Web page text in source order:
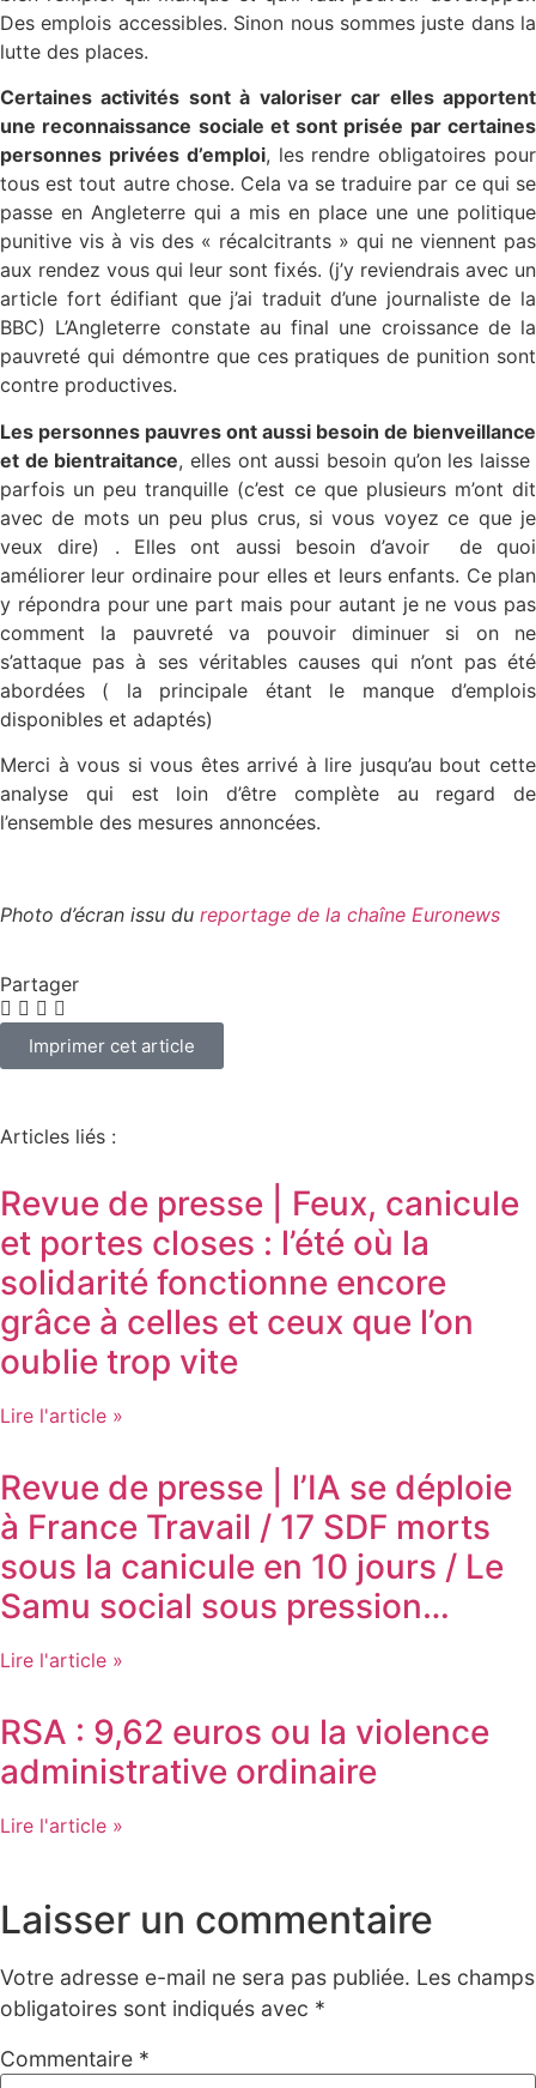
Des emplois accessibles. Sinon nous sommes juste dans la
lutte des places.
Certaines activités sont à valoriser car elles apportent
une reconnaissance sociale et sont prisée par certaines
personnes privées d’emploi, les rendre obligatoires pour
tous est tout autre chose. Cela va se traduire par ce qui se
passe en Angleterre qui a mis en place une une politique
punitive vis à vis des « récalcitrants » qui ne viennent pas
aux rendez vous qui leur sont fixés. (j’y reviendrais avec un
article fort édifiant que j’ai traduit d’une journaliste de la
BBC) L’Angleterre constate au final une croissance de la
pauvreté qui démontre que ces pratiques de punition sont
contre productives.
Les personnes pauvres ont aussi besoin de bienveillance
et de bientraitance, elles ont aussi besoin qu’on les laisse
parfois un peu tranquille (c’est ce que plusieurs m’ont dit
avec de mots un peu plus crus, si vous voyez ce que je
veux dire) . Elles ont aussi besoin d’avoir de quoi
améliorer leur ordinaire pour elles et leurs enfants. Ce plan
y répondra pour une part mais pour autant je ne vous pas
comment la pauvreté va pouvoir diminuer si on ne
s’attaque pas à ses véritables causes qui n’ont pas été
abordées ( la principale étant le manque d’emplois
disponibles et adaptés)
Merci à vous si vous êtes arrivé à lire jusqu’au bout cette
analyse qui est loin d’être complète au regard de
l’ensemble des mesures annoncées.
Photo d’écran issu du reportage de la chaîne Euronews
Partager
Imprimer cet article
Articles liés :
Revue de presse | Feux, canicule
et portes closes : l’été où la
solidarité fonctionne encore
grâce à celles et ceux que l’on
oublie trop vite
Lire l'article »
Revue de presse | l’IA se déploie
à France Travail / 17 SDF morts
sous la canicule en 10 jours / Le
Samu social sous pression…
Lire l'article »
RSA : 9,62 euros ou la violence
administrative ordinaire
Lire l'article »
Laisser un commentaire
Votre adresse e-mail ne sera pas publiée. Les champs
obligatoires sont indiqués avec *
Commentaire *